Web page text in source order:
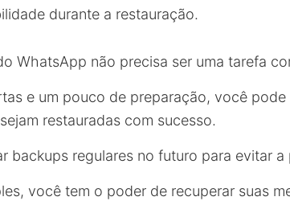
durante a restauração.
WhatsApp não precisa ser uma tarefa
e um pouco de preparação, você pode
restauradas com sucesso.
backups regulares no futuro para evitar a
você tem o poder de recuperar suas